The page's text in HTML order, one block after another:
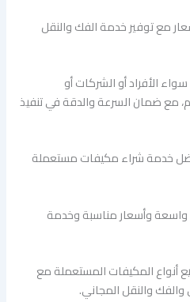
مع توفير خدمة الفك والنقل
الأفراد أو الشركات أو
مع ضمان السرعة والدقة في تنفيذ
خدمة شراء مكيفات مستعملة
واسعة وأسعار مناسبة وخدمة
أنواع المكيفات المستعملة مع
والفك والنقل المجاني.